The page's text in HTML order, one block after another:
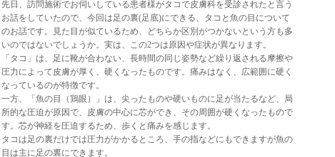
先日、訪問施術でお伺いしている患者様がタコで皮膚科を受診されたと言う
お話をしていたので、今回は足の裏(足底)にできる、タコと魚の目について
のお話です。見た目が似ているため、どちらか区別がつかないという方も多
いのではないでしょうか。実は、この2つは原因や症状が異なります。
「タコ」は、足に靴が合わない、長時間の同じ姿勢など繰り返される摩擦や
圧力によって皮膚が厚く、硬くなったものです。痛みはなく、広範囲に硬く
なっているのが特徴です。
一方、「魚の目（鶏眼）」は、尖ったものや硬いものに足が当たるなど、局
所的な圧迫が原因で、皮膚の中心に芯ができ、その周囲が硬くなったもので
す。芯が神経を圧迫するため、歩くと痛みを感じます。
タコは足の裏だけでは圧力がかかるところ、手の指などにもできますが魚の
目は主に足の裏にできます。